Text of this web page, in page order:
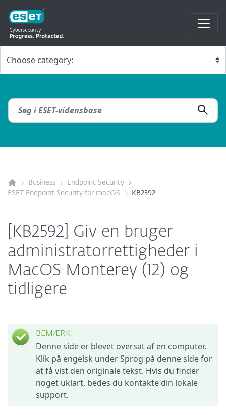
Business
Endpoint Security
ESET Endpoint Security for macOS
KB2592
[KB2592] Giv en bruger
administratorrettigheder i
MacOS Monterey (12) og
tidligere
BEMÆRK:
Denne side er blevet oversat af en computer.
Klik på engelsk under Sprog på denne side for
at få vist den originale tekst. Hvis du finder
noget uklart, bedes du kontakte din lokale
support.